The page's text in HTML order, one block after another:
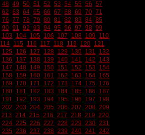
48 49 50 51 52 53 54 55 56 57
62 63 64 65 66 67 68 69 70 71
76 77 78 79 80 81 82 83 84 85
90 91 92 93 94 95 96 97 98 99
103 104 105 106 107 108 109
110
114 115 116 117 118 119 120 121
125 126 127 128 129 130 131
132
136 137 138 139 140 141 142
143
147 148 149 150 151 152 153
154
158 159 160 161 162 163 164 165
169 170 171 172 173 174 175
176
180 181 182 183 184 185 186
187
191 192 193 194 195 196 197
198
202 203 204 205 206 207 208 209
213 214 215 216 217 218 219 220
224 225 226 227 228 229 230 231
235 236 237 238 239 240 241 242